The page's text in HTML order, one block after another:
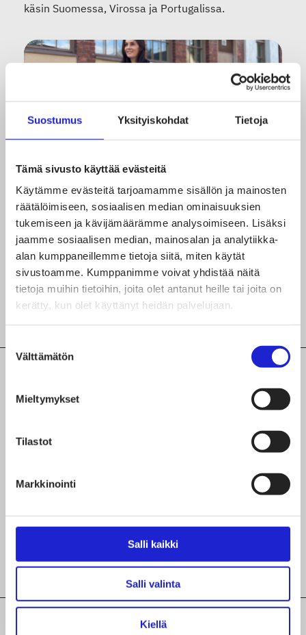
Suostumus Yksityiskohdat Tietoja
Tämä sivusto käyttää evästeitä
Käytämme evästeitä tarjoamamme sisällön ja mainosten
räätälöimiseen, sosiaalisen median ominaisuuksien
tukemiseen ja kävijämäärämme analysoimiseen. Lisäksi
jaamme sosiaalisen median, mainosalan ja analytiikka-
alan kumppaneillemme tietoja siitä, miten käytät
sivustoamme. Kumppanimme voivat yhdistää näitä
tietoja muihin tietoihin, joita olet antanut heille tai joita on
kerätty, kun olet käyttänyt heidän palvelujaan.
valinta
Välttämätön
Mieltymykset
Tilastot
Markkinointi
Salli kaikki
Salli valinta
Kiellä
käsin Suomessa, Virossa ja Portugalissa.
Seuraa yritystä somessa
MyVaate Oy